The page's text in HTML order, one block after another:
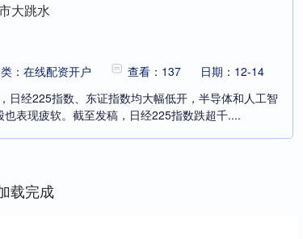
大跳水
：在线配资开户 查看：137
日期：12-14
日经225指数、东证指数均大幅低开，半导体和人工智
表现疲软。截至发稿，日经225指数跌超千....
载完成